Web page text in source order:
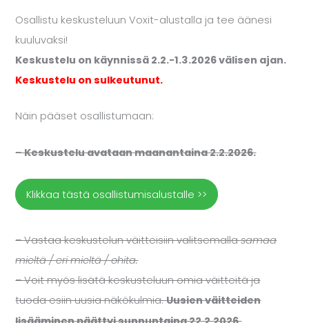
Osallistu keskusteluun Voxit-alustalla ja tee äänesi
kuuluvaksi!
Keskustelu on käynnissä 2.2.-1.3.2026 välisen ajan.
Keskustelu on sulkeutunut.
Näin pääset osallistumaan:
–Keskustelu avataan maanantaina 2.2.2026.
Klikkaa tästä osallistumisalustalle >>
– Vastaa keskustelun väitteisiin valitsemallasamaa
mieltä / eri mieltä / ohita.
– Voit myös lisätä keskusteluun omia väitteitä ja
tuoda esiin uusia näkökulmia.Uusien väitteiden